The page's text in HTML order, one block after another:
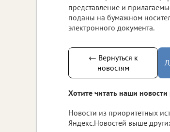
представление и
поданы на бумажном
электронного документа.
← Вернуться к
новостям
Хотите читать наши
Новости из приоритетных
Яндекс.Новостей выше